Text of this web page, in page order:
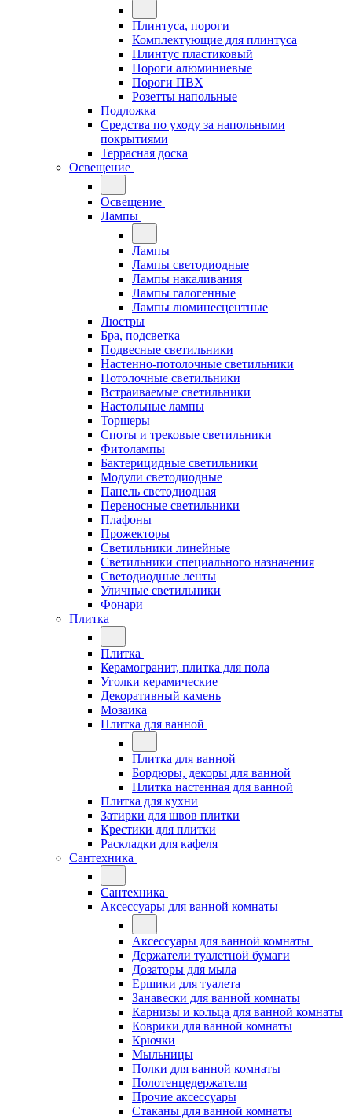
Плинтуса, пороги
Комплектующие для плинтуса
Плинтус пластиковый
Пороги алюминиевые
Пороги ПВХ
Розетты напольные
Подложка
Средства по уходу за напольными
покрытиями
Террасная доска
Освещение
Освещение
Лампы
Лампы
Лампы светодиодные
Лампы накаливания
Лампы галогенные
Лампы люминесцентные
Люстры
Бра, подсветка
Подвесные светильники
Настенно-потолочные светильники
Потолочные светильники
Встраиваемые светильники
Настольные лампы
Торшеры
Споты и трековые светильники
Фитолампы
Бактерицидные светильники
Модули светодиодные
Панель светодиодная
Переносные светильники
Плафоны
Прожекторы
Светильники линейные
Светильники специального назначения
Светодиодные ленты
Уличные светильники
Фонари
Плитка
Плитка
Керамогранит, плитка для пола
Уголки керамические
Декоративный камень
Мозаика
Плитка для ванной
Плитка для ванной
Бордюры, декоры для ванной
Плитка настенная для ванной
Плитка для кухни
Затирки для швов плитки
Крестики для плитки
Раскладки для кафеля
Сантехника
Сантехника
Аксессуары для ванной комнаты
Аксессуары для ванной комнаты
Держатели туалетной бумаги
Дозаторы для мыла
Ершики для туалета
Занавески для ванной комнаты
Карнизы и кольца для ванной комнаты
Коврики для ванной комнаты
Крючки
Мыльницы
Полки для ванной комнаты
Полотенцедержатели
Прочие аксессуары
Стаканы для ванной комнаты